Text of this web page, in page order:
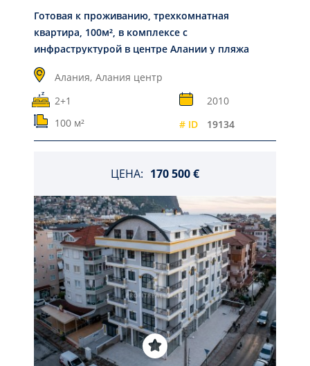
Готовая к проживанию, трехкомнатная
квартира, 100м², в комплексе с
инфраструктурой в центре Алании у пляжа
Кейкубат
Алания, Алания центр
2+1
2010
100 м²
# ID 19134
ЦЕНА: 170 500 €